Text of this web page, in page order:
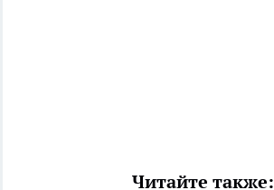
Читайте также: